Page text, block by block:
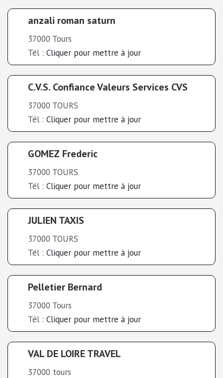
anzali roman saturn
37000 Tours
Tél : Cliquer pour mettre à jour
C.V.S. Confiance Valeurs Services CVS
37000 TOURS
Tél : Cliquer pour mettre à jour
GOMEZ Frederic
37000 TOURS
Tél : Cliquer pour mettre à jour
JULIEN TAXIS
37000 TOURS
Tél : Cliquer pour mettre à jour
Pelletier Bernard
37000 Tours
Tél : Cliquer pour mettre à jour
VAL DE LOIRE TRAVEL
37000 tours